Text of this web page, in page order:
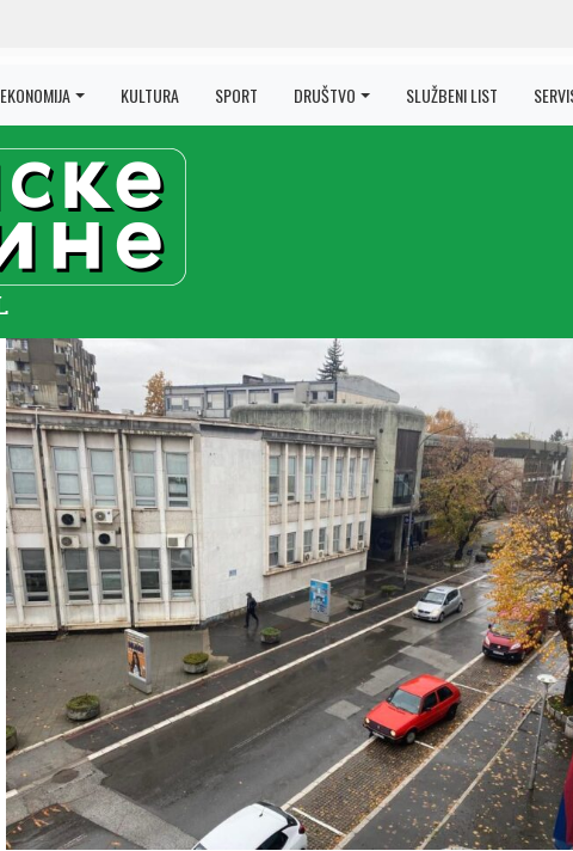
EKONOMIJA KULTURA SPORT DRUŠTVO SLUŽBENI LIST